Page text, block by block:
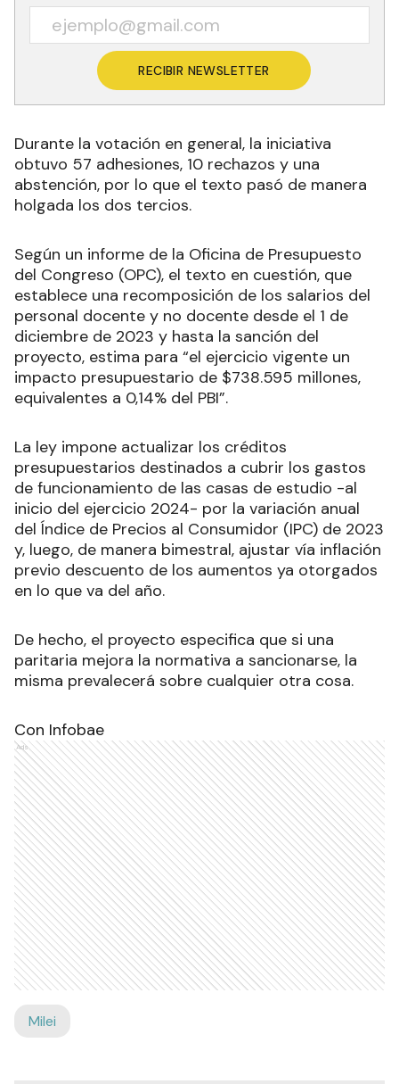
RECIBIR NEWSLETTER
Durante la votación en general, la iniciativa
obtuvo 57 adhesiones, 10 rechazos y una
abstención, por lo que el texto pasó de manera
holgada los dos tercios.
Según un informe de la Oficina de Presupuesto
del Congreso (OPC), el texto en cuestión, que
establece una recomposición de los salarios del
personal docente y no docente desde el 1 de
diciembre de 2023 y hasta la sanción del
proyecto, estima para “el ejercicio vigente un
impacto presupuestario de $738.595 millones,
equivalentes a 0,14% del PBI”.
La ley impone actualizar los créditos
presupuestarios destinados a cubrir los gastos
de funcionamiento de las casas de estudio -al
inicio del ejercicio 2024- por la variación anual
del Índice de Precios al Consumidor (IPC) de 2023
y, luego, de manera bimestral, ajustar vía inflación
previo descuento de los aumentos ya otorgados
en lo que va del año.
De hecho, el proyecto especifica que si una
paritaria mejora la normativa a sancionarse, la
misma prevalecerá sobre cualquier otra cosa.
Con Infobae
Ads
Milei